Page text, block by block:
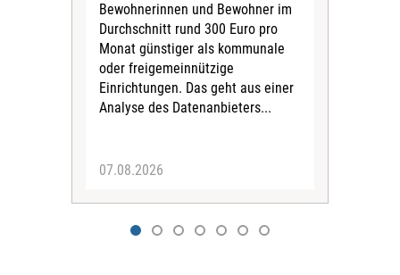
Bewohnerinnen und Bewohner im
Durchschnitt rund 300 Euro pro
Monat günstiger als kommunale
oder freigemeinnützige
Einrichtungen. Das geht aus einer
Analyse des Datenanbieters...
07.08.2026